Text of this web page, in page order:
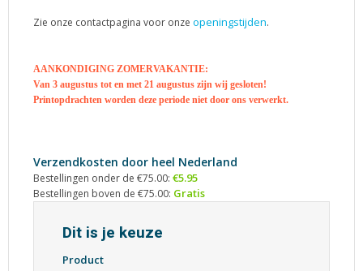
Zie onze contactpagina voor onze openingstijden.
AANKONDIGING ZOMERVAKANTIE:
Van 3 augustus tot en met 21 augustus zijn wij gesloten!
Printopdrachten worden deze periode niet door ons verwerkt.
Verzendkosten door heel Nederland
Bestellingen onder de €75.00: €5.95
Bestellingen boven de €75.00: Gratis
Dit is je keuze
Product